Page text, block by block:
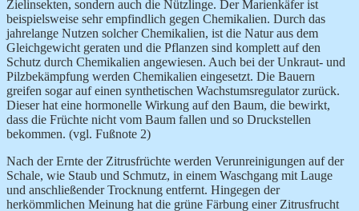
Zielinsekten, sondern auch die Nützlinge. Der Marienkäfer ist
beispielsweise sehr empfindlich gegen Chemikalien. Durch das
jahrelange Nutzen solcher Chemikalien, ist die Natur aus dem
Gleichgewicht geraten und die Pflanzen sind komplett auf den
Schutz durch Chemikalien angewiesen. Auch bei der Unkraut- und
Pilzbekämpfung werden Chemikalien eingesetzt. Die Bauern
greifen sogar auf einen synthetischen Wachstumsregulator zurück.
Dieser hat eine hormonelle Wirkung auf den Baum, die bewirkt,
dass die Früchte nicht vom Baum fallen und so Druckstellen
bekommen. (vgl. Fußnote 2)
Nach der Ernte der Zitrusfrüchte werden Verunreinigungen auf der
Schale, wie Staub und Schmutz, in einem Waschgang mit Lauge
und anschließender Trocknung entfernt. Hingegen der
herkömmlichen Meinung hat die grüne Färbung einer Zitrusfrucht